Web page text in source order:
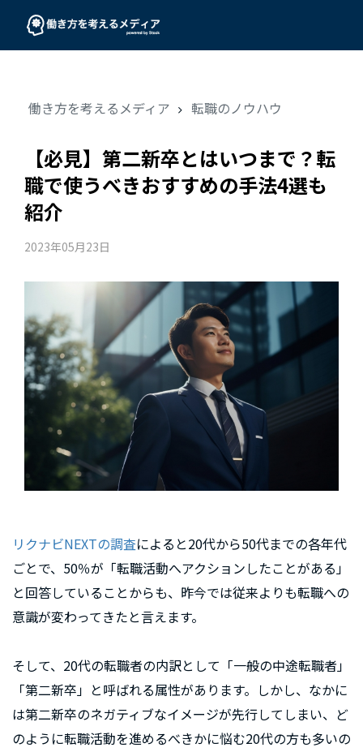
働き方を考えるメディア 転職のノウハウ
【必見】第二新卒とはいつまで？転
職で使うべきおすすめの手法4選も
紹介
2023年05月23日
リクナビNEXTの調査によると20代から50代までの各年代
ごとで、50％が「転職活動へアクションしたことがある」
と回答していることからも、昨今では従来よりも転職への
意識が変わってきたと言えます。
そして、20代の転職者の内訳として「一般の中途転職者」
「第二新卒」と呼ばれる属性があります。しかし、なかに
は第二新卒のネガティブなイメージが先行してしまい、ど
のように転職活動を進めるべきかに悩む20代の方も多いの